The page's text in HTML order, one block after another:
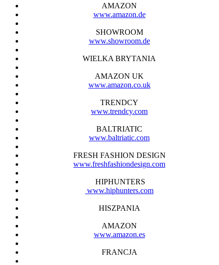
AMAZON
www.amazon.de
SHOWROOM
www.showroom.de
WIELKA BRYTANIA
AMAZON UK
www.amazon.co.uk
TRENDCY
www.trendcy.com
BALTRIATIC
www.baltriatic.com
FRESH FASHION DESIGN
www.freshfashiondesign.com
HIPHUNTERS
www.hiphunters.com
HISZPANIA
AMAZON
www.amazon.es
FRANCJA